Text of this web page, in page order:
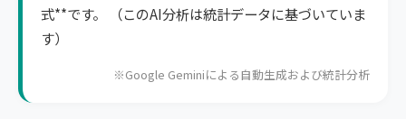
式**です。 （このAI分析は統計データに基づいていま
す）
※Google Geminiによる自動生成および統計分析